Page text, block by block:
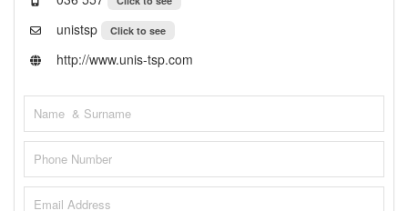
unistsp Click to see
http://www.unis-tsp.com